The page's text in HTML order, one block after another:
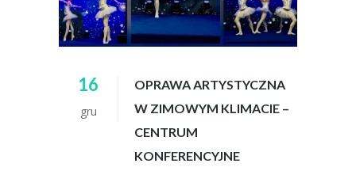
16
gru
OPRAWA ARTYSTYCZNA
W ZIMOWYM KLIMACIE –
CENTRUM
KONFERENCYJNE